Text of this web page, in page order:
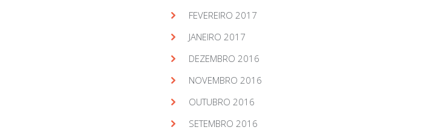
FEVEREIRO 2017
JANEIRO 2017
DEZEMBRO 2016
NOVEMBRO 2016
OUTUBRO 2016
SETEMBRO 2016